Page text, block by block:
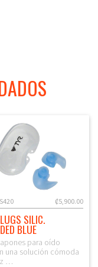
₡5,900.00
SILIC.
BLUE
para oído
una solución cómoda
…